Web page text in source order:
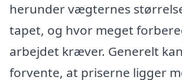
herunder vægternes
tapet, og hvor meget
arbejdet kræver. Generelt
forvente, at priserne ligger